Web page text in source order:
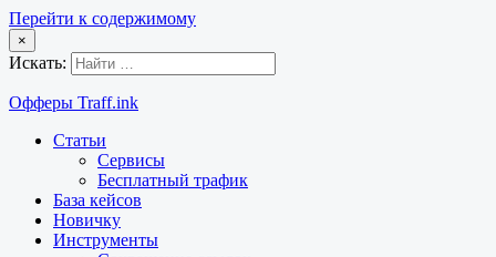
Перейти к содержимому
×
Искать:
Офферы Traff.ink
Статьи
Сервисы
Бесплатный трафик
База кейсов
Новичку
Инструменты